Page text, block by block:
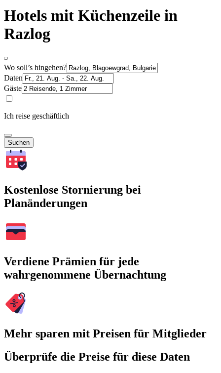
Hotels mit Küchenzeile in
Razlog
Wo soll’s hingehen?
Daten
Gäste
Ich reise geschäftlich
Suchen
Kostenlose Stornierung bei
Planänderungen
Verdiene Prämien für jede
wahrgenommene Übernachtung
Mehr sparen mit Preisen für Mitglieder
Überprüfe die Preise für diese Daten